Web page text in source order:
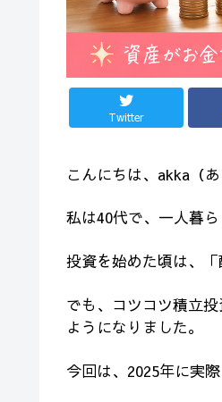
Twitter
こんにちは、akka（あ
私は40代で、一人暮
投資を始めた頃は、
でも、コツコツ積立
ようになりました。
今回は、2025年に実